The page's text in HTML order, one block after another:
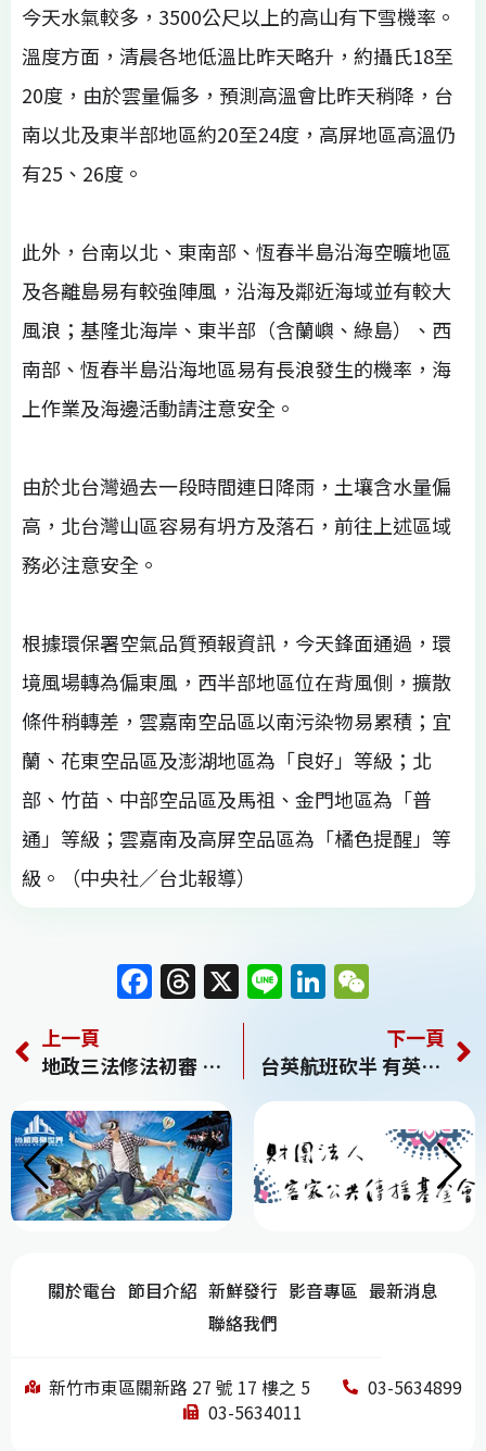
今天水氣較多，3500公尺以上的高山有下雪機率。
溫度方面，清晨各地低溫比昨天略升，約攝氏18至
20度，由於雲量偏多，預測高溫會比昨天稍降，台
南以北及東半部地區約20至24度，高屏地區高溫仍
有25、26度。
此外，台南以北、東南部、恆春半島沿海空曠地區
及各離島易有較強陣風，沿海及鄰近海域並有較大
風浪；基隆北海岸、東半部（含蘭嶼、綠島）、西
南部、恆春半島沿海地區易有長浪發生的機率，海
上作業及海邊活動請注意安全。
由於北台灣過去一段時間連日降雨，土壤含水量偏
高，北台灣山區容易有坍方及落石，前往上述區域
務必注意安全。
根據環保署空氣品質預報資訊，今天鋒面通過，環
境風場轉為偏東風，西半部地區位在背風側，擴散
條件稍轉差，雲嘉南空品區以南污染物易累積；宜
蘭、花東空品區及澎湖地區為「良好」等級；北
部、竹苗、中部空品區及馬祖、金門地區為「普
通」等級；雲嘉南及高屏空品區為「橘色提醒」等
級。（中央社／台北報導）
F
a
c
e
b
o
o
k
T
h
re
a
d
s
X Li
n
e
Li
n
k
e
n
C
h
at
上一頁
地政三法修法初審 紅單轉售 最高罰百萬
下一頁
台英航班砍半 有英旅遊史集中檢疫
關於電台 節目介紹 新鮮發行 影音專區 最新消息
聯絡我們
新竹市東區關新路 27 號 17 樓之 5
03-5634899
03-5634011